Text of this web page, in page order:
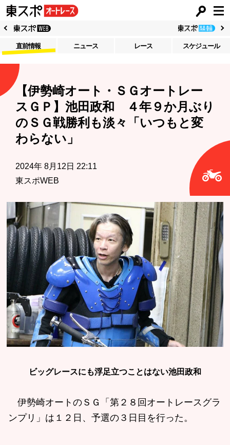
直前情報 ニュース レース スケジュール
【伊勢崎オート・ＳＧオートレー
スＧＰ】池田政和 ４年９か月ぶり
のＳＧ戦勝利も淡々「いつもと変
わらない」
2024年 8月12日 22:11
東スポWEB
ビッグレースにも浮足立つことはない池田政和
伊勢崎オートのＳＧ「第２８回オートレースグラ
ンプリ」は１２日、予選の３日目を行った。